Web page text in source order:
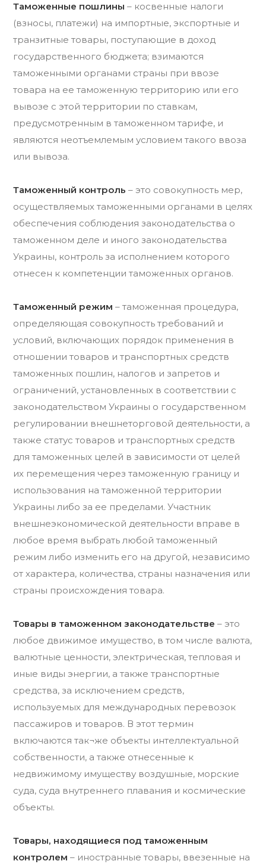
Таможенные пошлины– косвенные налоги
(взносы, платежи) на импортные, экспортные и
транзитные товары, поступающие в доход
государственного бюджета; взимаются
таможенными органами страны при ввозе
товара на ее таможенную территорию или его
вывозе с этой территории по ставкам,
предусмотренным в таможенном тарифе, и
являются неотъемлемым условием такого ввоза
или вывоза.
Таможенный контроль – это совокупность мер,
осуществляемых таможенными органами в целях
обеспечения соблюдения законодательства о
таможенном деле и иного законодательства
Украины, контроль за исполнением которого
отнесен к компетенции таможенных органов.
Таможенный режим – таможенная процедура,
определяющая совокупность требований и
условий, включающих порядок применения в
отношении товаров и транспортных средств
таможенных пошлин, налогов и запретов и
ограничений, установленных в соответствии с
законодательством Украины о государственном
регулировании внешнеторговой деятельности, а
также статус товаров и транспортных средств
для таможенных целей в зависимости от целей
их перемещения через таможенную границу и
использования на таможенной территории
Украины либо за ее пределами. Участник
внешнеэкономической деятельности вправе в
любое время выбрать любой таможенный
режим либо изменить его на другой, независимо
от характера, количества, страны назначения или
страны происхождения товара.
Товары в таможенном законодательстве – это
любое движимое имущество, в том числе валюта,
валютные ценности, электрическая, тепловая и
иные виды энергии, а также транспортные
средства, за исключением средств,
используемых для международных перевозок
пассажиров и товаров. В этот термин
включаются так¬же объекты интеллектуальной
собственности, а также отнесенные к
недвижимому имуществу воздушные, морские
суда, суда внутреннего плавания и космические
объекты.
Товары, находящиеся под таможенным
контролем – иностранные товары, ввезенные на